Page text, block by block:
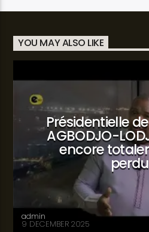
YOU MAY ALSO LIKE
Présidentielle
AGBODJO-
encore
admin
9 DECEMBER 2025